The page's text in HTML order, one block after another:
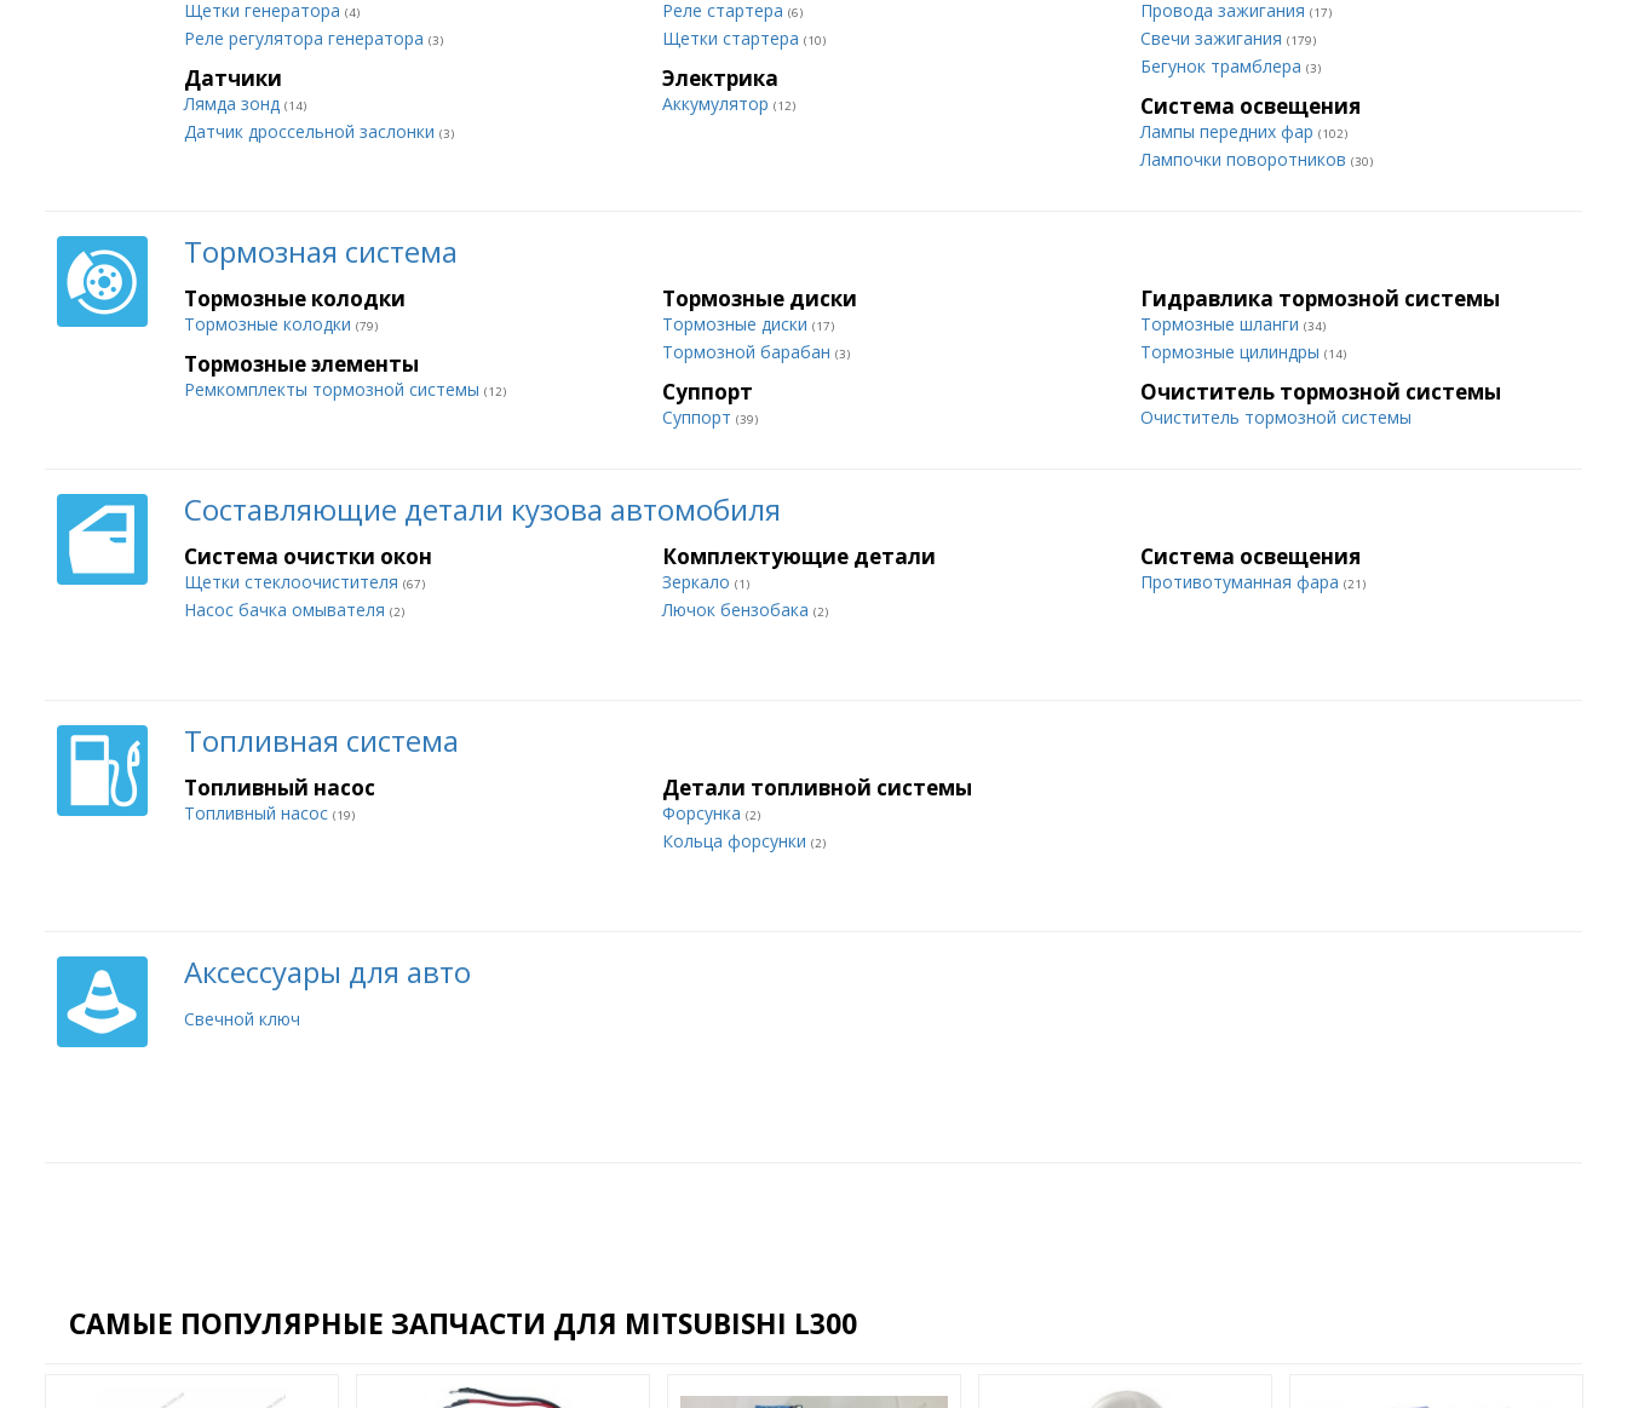
Щетки генератора (4)
Реле регулятора генератора (3)
Реле стартера (6)
Щетки стартера (10)
Провода зажигания (17)
Свечи зажигания (179)
Бегунок трамблера (3)
Датчики
Лямда зонд (14)
Датчик дроссельной заслонки (3)
Электрика
Аккумулятор (12) Система освещения
Лампы передних фар (102)
Лампочки поворотников (30)
Тормозная система
Тормозные колодки
Тормозные колодки (79)
Тормозные диски
Тормозные диски (17)
Тормозной барабан (3)
Гидравлика тормозной системы
Тормозные шланги (34)
Тормозные цилиндры (14)
Тормозные элементы
Ремкомплекты тормозной системы (12) Суппорт
Суппорт (39)
Очиститель тормозной системы
Очиститель тормозной системы
Составляющие детали кузова автомобиля
Система очистки окон
Щетки стеклоочистителя (67)
Насос бачка омывателя (2)
Комплектующие детали
Зеркало (1)
Лючок бензобака (2)
Система освещения
Противотуманная фара (21)
Топливная система
Топливный насос
Топливный насос (19)
Детали топливной системы
Форсунка (2)
Кольца форсунки (2)
Аксессуары для авто
Свечной ключ
САМЫЕ ПОПУЛЯРНЫЕ ЗАПЧАСТИ ДЛЯ MITSUBISHI L300